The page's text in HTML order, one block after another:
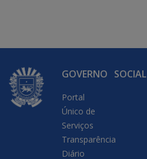
GOVERNO
Portal
Único de
Serviços
Transparência
Diário
SOCIAL